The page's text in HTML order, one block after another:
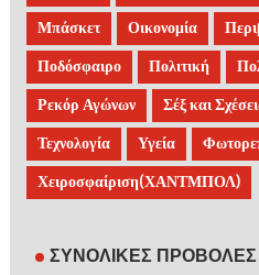
Μπάσκετ Οικονομία
Ποδόσφαιρο Πολιτική
Ρεκόρ Αγώνων Σέξ και
Τεχνολογία Υγεία
Χειροσφαίριση(ΧΑΝΤΜΠΟΛ)
ΣΥΝΟΛΙΚΕΣ ΠΡΟΒΟΛΕΣ